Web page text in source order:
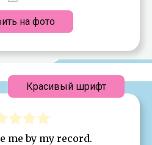
на фото
me by my record.
Красивый шрифт